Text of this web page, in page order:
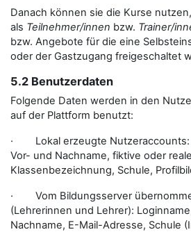
Danach können sie die Kurse
als Teilnehmer/innen bzw. Trainer/
bzw. Angebote für die eine
oder der Gastzugang freigeschaltet
5.2 Benutzerdaten
Folgende Daten werden in den
auf der Plattform benutzt:
· Lokal erzeugte Nutzeraccounts:
Vor- und Nachname, fiktive oder
Klassenbezeichnung, Schule,
· Vom Bildungsserver
(Lehrerinnen und Lehrer):
Nachname, E-Mail-Adresse, Schule